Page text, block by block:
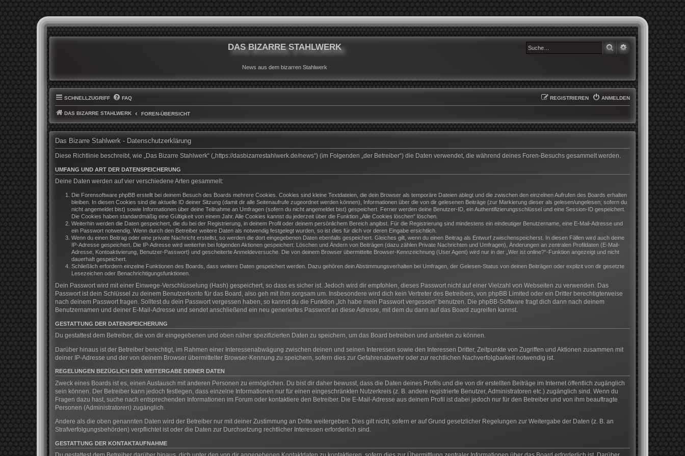
DAS BIZARRE STAHLWERK
News aus dem bizarren Stahlwerk
SUCHE
SCHNELLZUGRIFF FAQ ANMELDEN
REGISTRIEREN
DAS BIZARRE STAHLWERK FOREN-ÜBERSICHT
Das Bizarre Stahlwerk - Datenschutzerklärung
Diese Richtlinie beschreibt, wie „Das Bizarre Stahlwerk“ („https://dasbizarrestahlwerk.de/news“) (im Folgenden „der Betreiber“) die Daten verwendet, die während deines Foren-Besuchs gesammelt werden.
UMFANG UND ART DER DATENSPEICHERUNG
Deine Daten werden auf vier verschiedene Arten gesammelt:
Die Forensoftware phpBB erstellt bei deinem Besuch des Boards mehrere Cookies. Cookies sind kleine Textdateien, die dein Browser als temporäre Dateien ablegt und die zwischen den einzelnen Aufrufen des Boards erhalten
bleiben. In diesen Cookies sind die aktuelle ID deiner Sitzung (damit dir alle Seitenaufrufe zugeordnet werden können), Informationen über die von dir gelesenen Beiträge (zur Markierung dieser als gelesen/ungelesen; sofern du
nicht angemeldet bist) sowie Informationen über deine Teilnahme an Umfragen (sofern du nicht angemeldet bist) gespeichert. Ferner werden deine Benutzer-ID, ein Authentifizierungsschlüssel und eine Session-ID gespeichert.
Die Cookies haben standardmäßig eine Gültigkeit von einem Jahr. Alle Cookies kannst du jederzeit über die Funktion „Alle Cookies löschen“ löschen.
Weiterhin werden die Daten gespeichert, die du bei der Registrierung, in deinem Profil oder deinem persönlichem Bereich angibst. Für die Registrierung sind mindestens ein eindeutiger Benutzername, eine E-Mail-Adresse und
ein Passwort notwendig. Wenn durch den Betreiber weitere Daten als notwendig festgelegt wurden, so ist dies für dich vor deren Eingabe ersichtlich.
Wenn du einen Beitrag oder eine private Nachricht erstellst, so werden die dort eingegebenen Daten ebenfalls gespeichert. Gleiches gilt, wenn du einen Beitrag als Entwurf zwischenspeicherst. In diesen Fällen wird auch deine
IP-Adresse gespeichert. Die IP-Adresse wird weiterhin bei folgenden Aktionen gespeichert: Löschen und Ändern von Beiträgen (dazu zählen Private Nachrichten und Umfragen), Änderungen an zentralen Profildaten (E-Mail-
Adresse, Kontoaktivierung, Benutzer-Passwort) und gescheiterte Anmeldeversuche. Die von deinem Browser übermittelte Browser-Kennzeichnung (User Agent) wird nur in der „Wer ist online?“-Funktion angezeigt und nicht
dauerhaft gespeichert.
Schließlich erfordern einzelne Funktionen des Boards, dass weitere Daten gespeichert werden. Dazu gehören dein Abstimmungsverhalten bei Umfragen, der Gelesen-Status von deinen Beiträgen oder explizit von dir gesetzte
Lesezeichen oder Benachrichtigungsfunktionen.
Dein Passwort wird mit einer Einwege-Verschlüsselung (Hash) gespeichert, so dass es sicher ist. Jedoch wird dir empfohlen, dieses Passwort nicht auf einer Vielzahl von Webseiten zu verwenden. Das
Passwort ist dein Schlüssel zu deinem Benutzerkonto für das Board, also geh mit ihm sorgsam um. Insbesondere wird dich kein Vertreter des Betreibers, von phpBB Limited oder ein Dritter berechtigterweise
nach deinem Passwort fragen. Solltest du dein Passwort vergessen haben, so kannst du die Funktion „Ich habe mein Passwort vergessen“ benutzen. Die phpBB-Software fragt dich dann nach deinem
Benutzernamen und deiner E-Mail-Adresse und sendet anschließend ein neu generiertes Passwort an diese Adresse, mit dem du dann auf das Board zugreifen kannst.
GESTATTUNG DER DATENSPEICHERUNG
Du gestattest dem Betreiber, die von dir eingegebenen und oben näher spezifizierten Daten zu speichern, um das Board betreiben und anbieten zu können.
Darüber hinaus ist der Betreiber berechtigt, im Rahmen einer Interessenabwägung zwischen deinen und seinen Interessen sowie den Interessen Dritter, Zeitpunkte von Zugriffen und Aktionen zusammen mit
deiner IP-Adresse und der von deinem Browser übermittelter Browser-Kennung zu speichern, sofern dies zur Gefahrenabwehr oder zur rechtlichen Nachverfolgbarkeit notwendig ist.
REGELUNGEN BEZÜGLICH DER WEITERGABE DEINER DATEN
Zweck eines Boards ist es, einen Austausch mit anderen Personen zu ermöglichen. Du bist dir daher bewusst, dass die Daten deines Profils und die von dir erstellten Beiträge im Internet öffentlich zugänglich
sein können. Der Betreiber kann jedoch festlegen, dass einzelne Informationen nur für einen eingeschränkten Nutzerkreis (z. B. andere registrierte Benutzer, Administratoren etc.) zugänglich sind. Wenn du
Fragen dazu hast, suche nach entsprechenden Informationen im Forum oder kontaktiere den Betreiber. Die E-Mail-Adresse aus deinem Profil ist dabei jedoch nur für den Betreiber und von ihm beauftragte
Personen (Administratoren) zugänglich.
Andere als die oben genannten Daten wird der Betreiber nur mit deiner Zustimmung an Dritte weitergeben. Dies gilt nicht, sofern er auf Grund gesetzlicher Regelungen zur Weitergabe der Daten (z. B. an
Strafverfolgungsbehörden) verpflichtet ist oder die Daten zur Durchsetzung rechtlicher Interessen erforderlich sind.
GESTATTUNG DER KONTAKTAUFNAHME